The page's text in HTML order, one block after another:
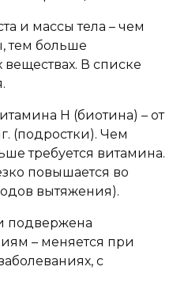
и массы тела – чем
тем больше
веществах. В списке
H (биотина) – от
(подростки). Чем
требуется витамина.
повышается во
вытяжения).
подвержена
– меняется при
с